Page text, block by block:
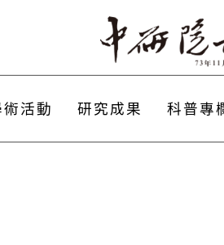
術活動 研究成果 科普專